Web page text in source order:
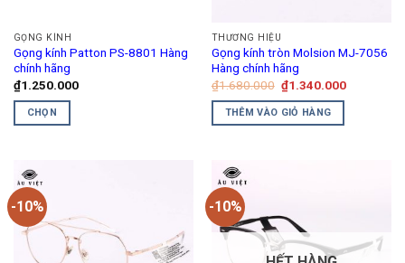
GỌNG KÍNH
Gọng kính Patton PS-8801 Hàng
chính hãng
₫1.250.000
CHỌN
này
có
nhiều
biến
thể.
THƯƠNG HIỆU
Gọng kính tròn Molsion MJ-7056
Hàng chính hãng
₫1.680.000 Giá
gốc
là:
₫1.680.000.
₫1.340.000Giá
THÊM VÀO GIỎ HÀNG
-10% -10%